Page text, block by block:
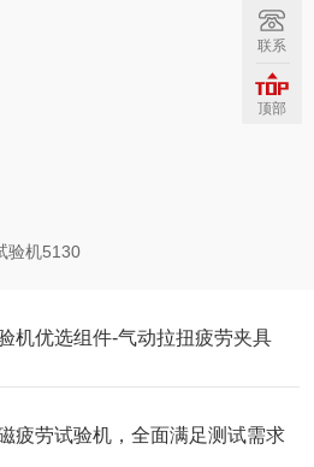
验机5130
机优选组件-气动拉扭疲劳夹具
疲劳试验机，全面满足测试需求
联系
顶部